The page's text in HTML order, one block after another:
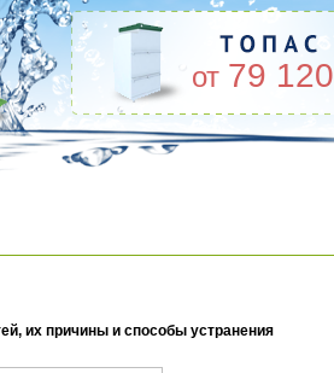
от 79 120
их причины и способы устранения